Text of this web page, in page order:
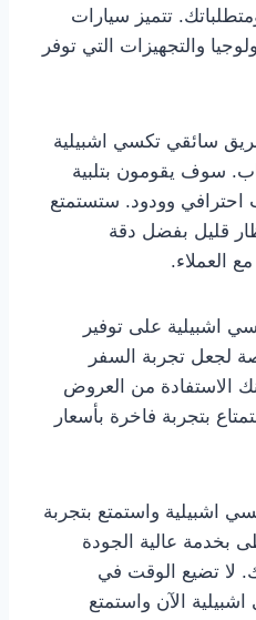
تتميز سيارات
والتجهيزات التي توفر
سائقي تكسي اشبيلية
سوف يقومون بتلبية
احترافي وودود. ستستمتع
قليل بفضل دقة
العملاء.
اشبيلية على توفير
لجعل تجربة السفر
الاستفادة من العروض
بتجربة فاخرة بأسعار
اشبيلية واستمتع بتجربة
عالية الجودة
لا تضيع الوقت في
الآن واستمتع